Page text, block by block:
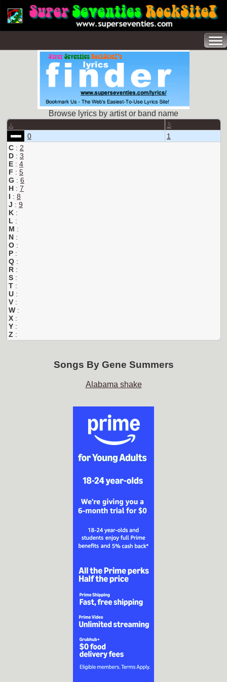
Browse lyrics by artist or band name
A B
0
1
C : 2
D : 3
E : 4
F : 5
G : 6
H : 7
I : 8
J : 9
K :
L :
M :
N :
O :
P :
Q :
R :
S :
T :
U :
V :
W :
X :
Y :
Z :
Songs By Gene Summers
Alabama shake